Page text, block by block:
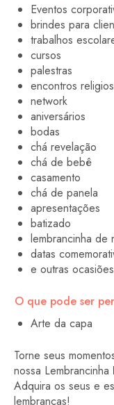
Eventos
brindes para
trabalhos
cursos
palestras
encontros
network
aniversários
bodas
chá revelação
chá de bebê
casamento
chá de panela
apresentações
batizado
lembrancinha de
datas
e outras
O que pode ser
Arte da capa
Torne seus
nossa Lembrancinha
Adquira os seus e
lembranças!